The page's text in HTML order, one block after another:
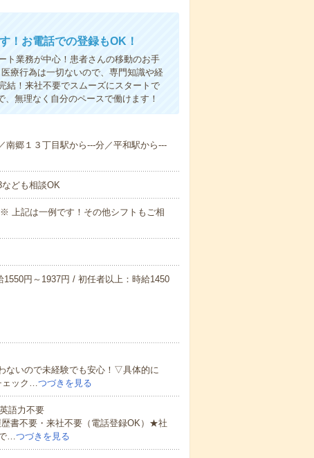
！お電話での登録もOK！
ト業務が中心！患者さんの移動のお手
療行為は一切ないので、専門知識や経
結！来社不要でスムーズにスタートで
無理なく自分のペースで働けます！
南郷１３丁目駅から---分／平和駅から---
ども相談OK
上記は一例です！その他シフトもご相
円～1937円 / 初任者以上：時給1450
ないので未経験でも安心！▽具体的に
ェック…つづきを見る
語力不要
書不要・来社不要（電話登録OK）★社
…つづきを見る